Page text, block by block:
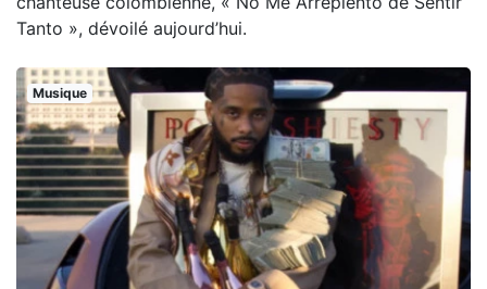
Tanto », dévoilé aujourd’hui.
Musique